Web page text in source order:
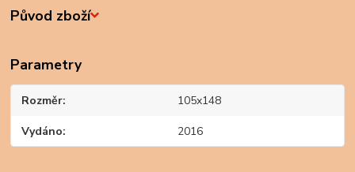
Původ zboží
Parametry
Rozměr 105x148
Vydáno 2016